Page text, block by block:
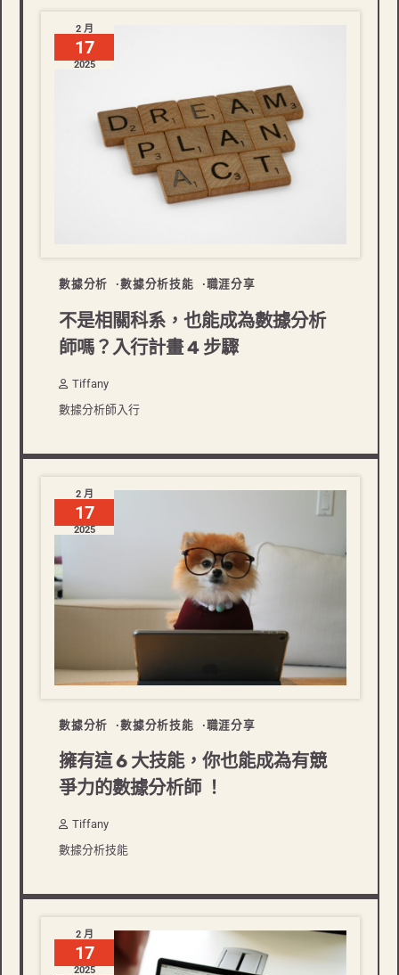
2 月
17
2025
數據分析 數據分析技能 職涯分享
不是相關科系，也能成為數據分析
師嗎？入行計畫 4 步驟
Tiffany
數據分析師入行
2 月
17
2025
數據分析 數據分析技能 職涯分享
擁有這 6 大技能，你也能成為有競
爭力的數據分析師 ！
Tiffany
數據分析技能
2 月
17
2025